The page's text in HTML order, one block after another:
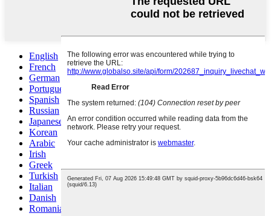
English
French
German
Portuguese
Spanish
Russian
Japanese
Korean
Arabic
Irish
Greek
Turkish
Italian
Danish
Romanian